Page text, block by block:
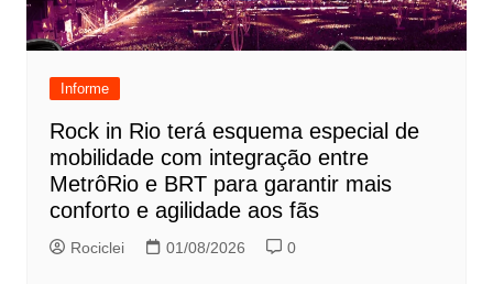
Informe
Rock in Rio terá esquema especial de
mobilidade com integração entre
MetrôRio e BRT para garantir mais
conforto e agilidade aos fãs
Rociclei 01/08/2026 0